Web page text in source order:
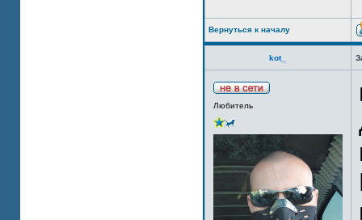
Вернуться к началу
kot_
Любитель